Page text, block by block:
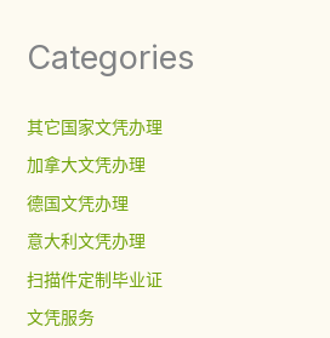
Categories
其它国家文凭办理
加拿大文凭办理
德国文凭办理
意大利文凭办理
扫描件定制毕业证
文凭服务